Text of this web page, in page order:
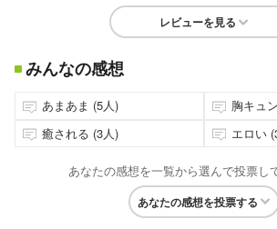
レビューを見る
みんなの感想
あまあま (5人)
胸キュ
癒される (3人)
エロい
あなたの感想を一覧から選んで投票し
あなたの感想を投票する